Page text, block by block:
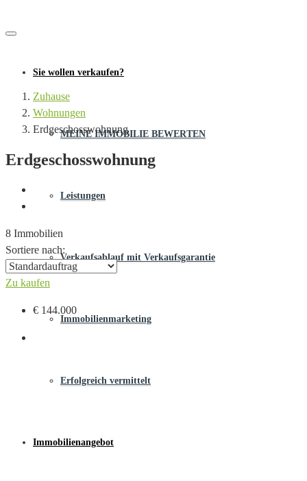
Sie wollen verkaufen?
MEINE IMMOBILIE BEWERTEN
Leistungen
Verkaufsablauf mit Verkaufsgarantie
Immobilienmarketing
Erfolgreich vermittelt
Immobilienangebot
Zuhause
Wohnungen
Erdgeschosswohnung
Erdgeschosswohnung
8 Immobilien
Sortiere nach:
Zu kaufen
€ 144.000